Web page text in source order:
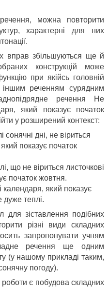
можна повторити
характерні для них
вправ збільшуються ще й
конструкцій може
при якійсь головній
іншим реченням сурядним
речення Не
який показує початок
у розширений контекст:
сонячні дні, не віриться
показує початок
що не віриться листочкові
початок жовтня.
календаря, який показує
дуже теплі.
зіставлення подібних
різні види складних
запропонувати учням
речення ще одним
(у нашому прикладі таким,
погоду).
є побудова складних